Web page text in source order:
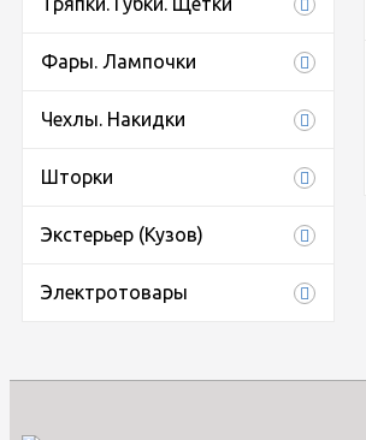
Фары. Лампочки
Чехлы. Накидки
Шторки
Экстерьер (Кузов)
Электротовары